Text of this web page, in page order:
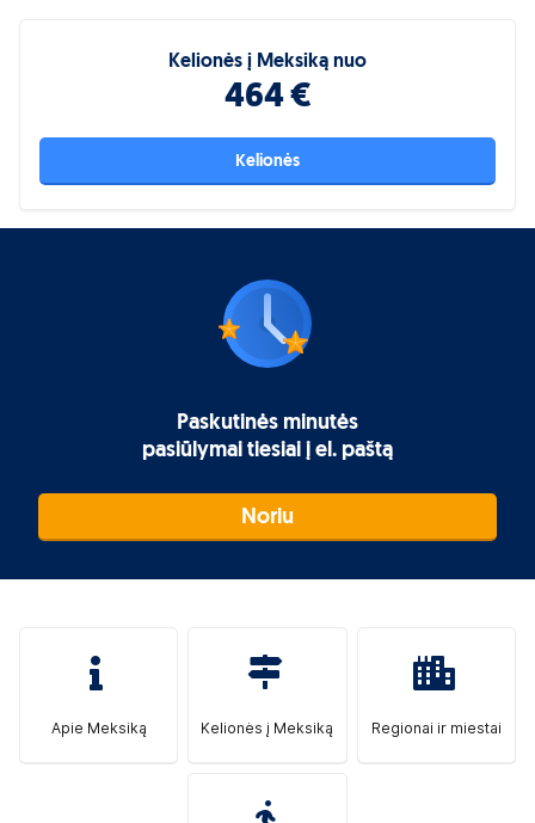
Kelionės į Meksiką nuo
464 €
Kelionės
Paskutinės minutės
pasiūlymai tiesiai į el. paštą
Noriu
Apie Meksiką Kelionės į Meksiką Regionai ir miestai